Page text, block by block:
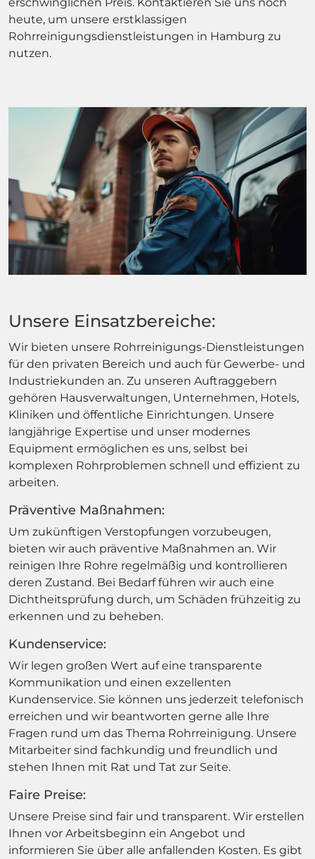
heute, um unsere erstklassigen
Rohrreinigungsdienstleistungen in Hamburg zu
nutzen.
Unsere Einsatzbereiche:
Wir bieten unsere Rohrreinigungs-Dienstleistungen
für den privaten Bereich und auch für Gewerbe- und
Industriekunden an. Zu unseren Auftraggebern
gehören Hausverwaltungen, Unternehmen, Hotels,
Kliniken und öffentliche Einrichtungen. Unsere
langjährige Expertise und unser modernes
Equipment ermöglichen es uns, selbst bei
komplexen Rohrproblemen schnell und effizient zu
arbeiten.
Präventive Maßnahmen:
Um zukünftigen Verstopfungen vorzubeugen,
bieten wir auch präventive Maßnahmen an. Wir
reinigen Ihre Rohre regelmäßig und kontrollieren
deren Zustand. Bei Bedarf führen wir auch eine
Dichtheitsprüfung durch, um Schäden frühzeitig zu
erkennen und zu beheben.
Kundenservice:
Wir legen großen Wert auf eine transparente
Kommunikation und einen exzellenten
Kundenservice. Sie können uns jederzeit telefonisch
erreichen und wir beantworten gerne alle Ihre
Fragen rund um das Thema Rohrreinigung. Unsere
Mitarbeiter sind fachkundig und freundlich und
stehen Ihnen mit Rat und Tat zur Seite.
Faire Preise:
Unsere Preise sind fair und transparent. Wir erstellen
Ihnen vor Arbeitsbeginn ein Angebot und
informieren Sie über alle anfallenden Kosten. Es gibt